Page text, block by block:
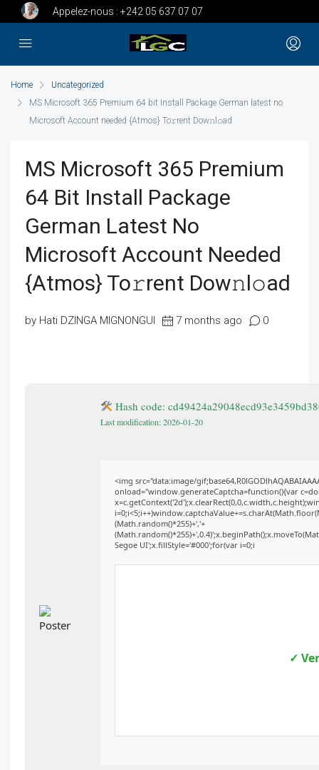
Appelez-nous : +242 05 637 07 07
Home
Uncategorized
MS Microsoft 365 Premium 64 bit Install Package German latest no
Microsoft Account needed {Atmos} To𝚛rent Dow𝚗l𝚘ad
MS Microsoft 365 Premium
64 Bit Install Package
German Latest No
Microsoft Account Needed
{Atmos} To𝚛rent Dow𝚗l𝚘ad
by Hati DZINGA MIGNONGUI 7 months ago 0
Hash code:
Last modification: 2026-01-20
<img src="data:image/
onload="window.generateCaptcha=function(){var
(Math.random()*255)+','+
Segoe UI';x.fillStyle='#000';for(var i=0;i
✓